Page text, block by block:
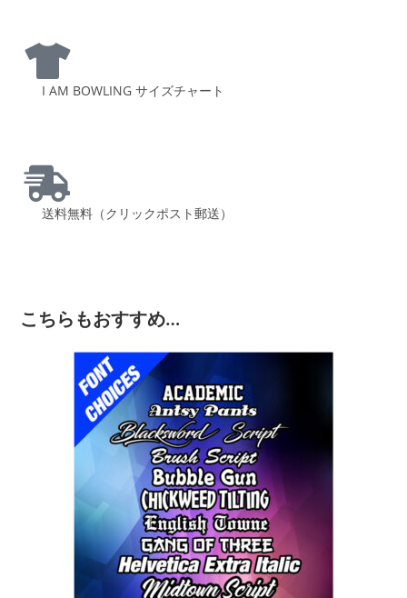
I AM BOWLING サイズチャート
送料無料（クリックポスト郵送）
こちらもおすすめ…